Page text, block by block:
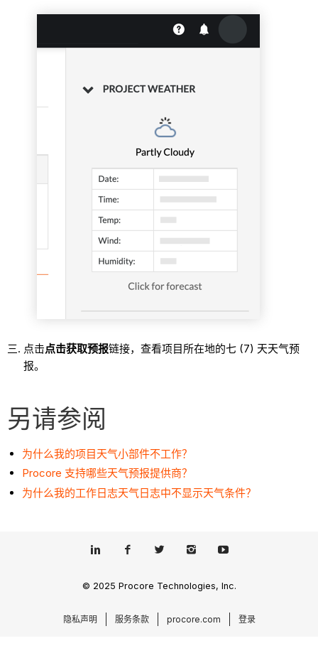
点击点击获取预报链接，查看项目所在地的七 (7) 天天气预
报。
另请参阅
为什么我的项目天气小部件不工作？
Procore 支持哪些天气预报提供商？
为什么我的工作日志天气日志中不显示天气条件？
© 2025 Procore Technologies, Inc.
隐私声明 服务条款 procore.com 登录